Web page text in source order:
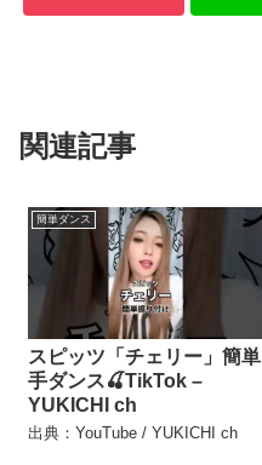
関連記事
簡単ダンス
スピッツ「チェリー」簡単
手ダンス🍒TikTok –
YUKICHI ch
出典：YouTube / YUKICHI ch